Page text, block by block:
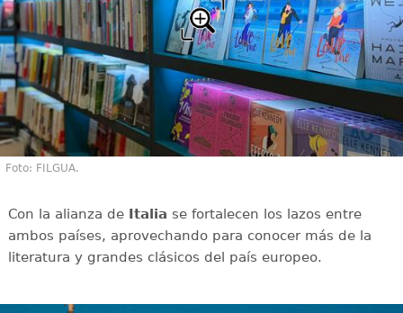
Foto: FILGUA.
Con la alianza deItalia se fortalecen los lazos entre
ambos países, aprovechando para conocer más de la
literatura y grandes clásicos del país europeo.